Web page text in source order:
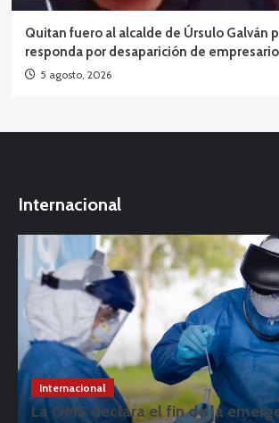
Quitan fuero al alcalde de Úrsulo Galván
responda por desaparición de empresario
5 agosto, 2026
Internacional
Internacional
La OMS declara el fin de la